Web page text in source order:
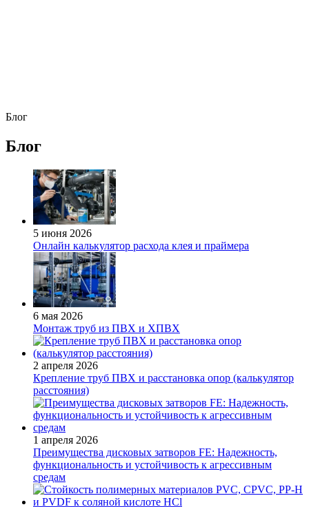
Блог
Блог
5 июня 2026
Онлайн калькулятор расхода клея и праймера
6 мая 2026
Монтаж труб из ПВХ и ХПВХ
2 апреля 2026
Крепление труб ПВХ и расстановка опор (калькулятор
расстояния)
1 апреля 2026
Преимущества дисковых затворов FE: Надежность,
функциональность и устойчивость к агрессивным
средам